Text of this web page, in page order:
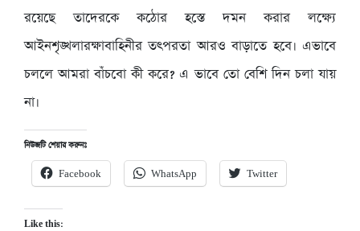
রয়েছে তাদেরকে কঠোর হস্তে দমন করার লক্ষ্যে
আইনশৃঙ্খলারক্ষাবাহিনীর তৎপরতা আরও বাড়াতে হবে। এভাবে
চললে আমরা বাঁচবো কী করে? এ ভাবে তো বেশি দিন চলা যায়
না।
নিউজটি শেয়ার করুনঃ
Facebook WhatsApp Twitter
Like this: